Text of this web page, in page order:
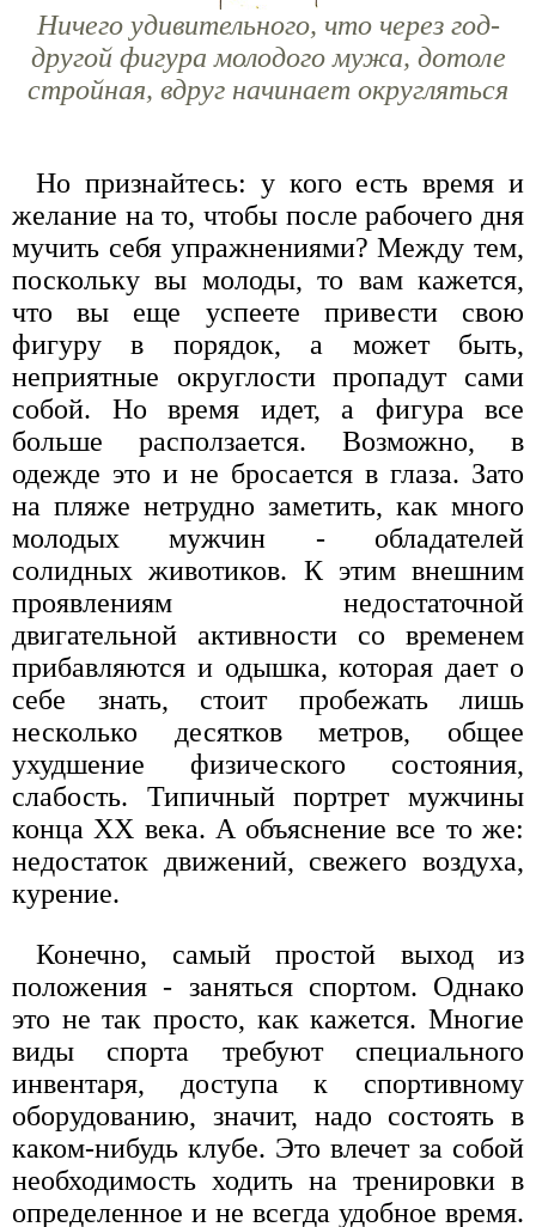
Ничего удивительного, что через год-
другой фигура молодого мужа, дотоле
стройная, вдруг начинает округляться
Но признайтесь: у кого есть время и
желание на то, чтобы после рабочего дня
мучить себя упражнениями? Между тем,
поскольку вы молоды, то вам кажется,
что вы еще успеете привести свою
фигуру в порядок, а может быть,
неприятные округлости пропадут сами
собой. Но время идет, а фигура все
больше расползается. Возможно, в
одежде это и не бросается в глаза. Зато
на пляже нетрудно заметить, как много
молодых мужчин - обладателей
солидных животиков. К этим внешним
проявлениям недостаточной
двигательной активности со временем
прибавляются и одышка, которая дает о
себе знать, стоит пробежать лишь
несколько десятков метров, общее
ухудшение физического состояния,
слабость. Типичный портрет мужчины
конца XX века. А объяснение все то же:
недостаток движений, свежего воздуха,
курение.
Конечно, самый простой выход из
положения - заняться спортом. Однако
это не так просто, как кажется. Многие
виды спорта требуют специального
инвентаря, доступа к спортивному
оборудованию, значит, надо состоять в
каком-нибудь клубе. Это влечет за собой
необходимость ходить на тренировки в
определенное и не всегда удобное время.